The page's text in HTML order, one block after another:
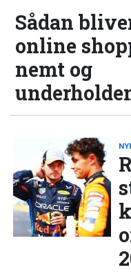
Sådan
online
nemt og